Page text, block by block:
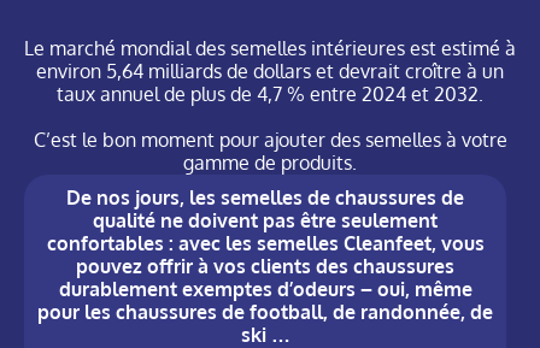
Le marché mondial des semelles intérieures est estimé à
environ 5,64 milliards de dollars et devrait croître à un
taux annuel de plus de 4,7 % entre 2024 et 2032.
C’est le bon moment pour ajouter des semelles à votre
gamme de produits.
De nos jours, les semelles de chaussures de
qualité ne doivent pas être seulement
confortables : avec les semelles Cleanfeet, vous
pouvez offrir à vos clients des chaussures
durablement exemptes d’odeurs – oui, même
pour les chaussures de football, de randonnée, de
ski …